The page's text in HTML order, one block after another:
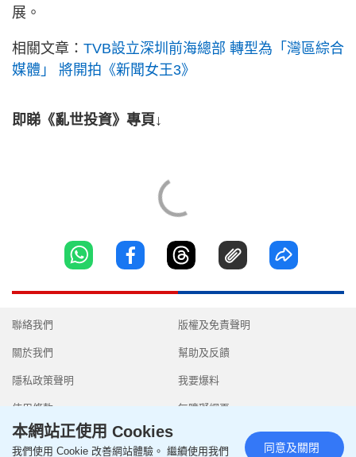
展。
相關文章： TVB設立深圳前海總部 轉型為「灣區綜合
媒體」 將開拍《新聞女王3》
即睇《亂世投資》專頁↓
聯絡我們
關於我們
隱私政策聲明
使用條款
版權及免責聲明
幫助及反饋
我要爆料
無障礙網頁
本網站正使用 Cookies
我們使用 Cookie 改善網站體驗。 繼續使用我們 同意及關閉